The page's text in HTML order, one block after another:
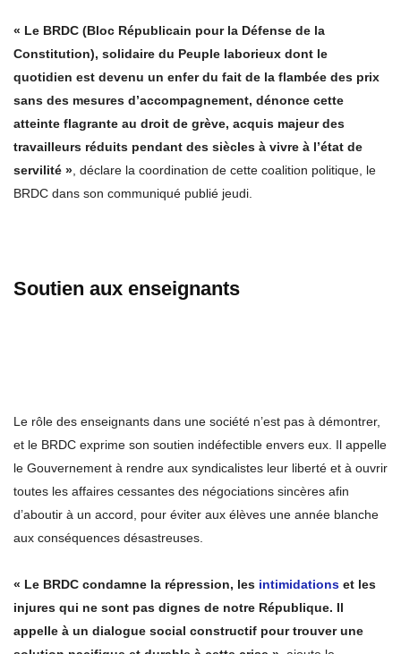
« Le BRDC (Bloc Républicain pour la Défense de la
Constitution), solidaire du Peuple laborieux dont le
quotidien est devenu un enfer du fait de la flambée des prix
sans des mesures d’accompagnement, dénonce cette
atteinte flagrante au droit de grève, acquis majeur des
travailleurs réduits pendant des siècles à vivre à l’état de
servilité », déclare la coordination de cette coalition politique, le
BRDC dans son communiqué publié jeudi.
Soutien aux enseignants
Le rôle des enseignants dans une société n’est pas à démontrer,
et le BRDC exprime son soutien indéfectible envers eux. Il appelle
le Gouvernement à rendre aux syndicalistes leur liberté et à ouvrir
toutes les affaires cessantes des négociations sincères afin
d’aboutir à un accord, pour éviter aux élèves une année blanche
aux conséquences désastreuses.
« Le BRDC condamne la répression, les intimidations et les
injures qui ne sont pas dignes de notre République. Il
appelle à un dialogue social constructif pour trouver une